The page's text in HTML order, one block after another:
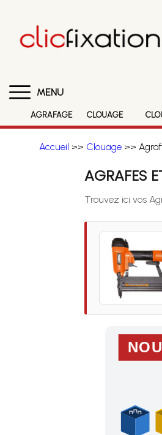
MENU
AGRAFAGE CLOUAGE
Accueil >> Clouage>>
AGRAFES
Trouvez ici vos